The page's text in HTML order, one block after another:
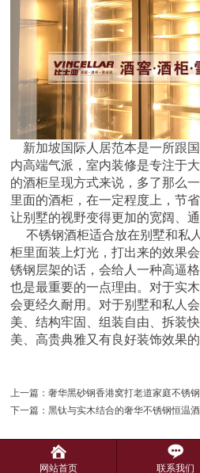
新加坡国际人居范本是一所跟
内高端气派，室内装修是专注于
的酒柜呈现方式来说，多了那么
里面的酒柜，在一定程度上，节
让别墅的视野变得更加的宽阔、通
不锈钢酒柜适合放在别墅和私
柜里面装上灯光，打出来的效果
锈钢层架的话，会给人一种高逼
也是最重要的一点理由。对于实
会更经久耐用。对于别墅和私人
美、结构牢固、组装自由、拆装
美、高贵典雅又有良好装饰效果
上一篇：奢华黑砂钢香港窝打老道家庭不锈
下一篇：黑钛与实木结合的奢华不锈钢恒温
网站首页 联系我们